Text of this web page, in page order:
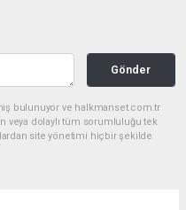
Gönder
bulunuyor ve halkmanset.com.tr
veya dolaylı tüm sorumluluğu tek
site yönetimi hiçbir şekilde